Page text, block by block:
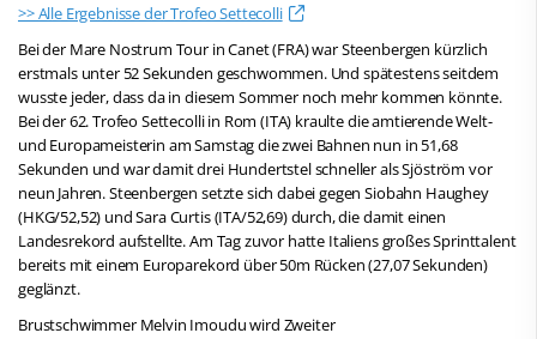
>> Alle Ergebnisse der Trofeo Settecolli
Bei der Mare Nostrum Tour in Canet (FRA) war Steenbergen kürzlich
erstmals unter 52 Sekunden geschwommen. Und spätestens seitdem
wusste jeder, dass da in diesem Sommer noch mehr kommen könnte.
Bei der 62. Trofeo Settecolli in Rom (ITA) kraulte die amtierende Welt-
und Europameisterin am Samstag die zwei Bahnen nun in 51,68
Sekunden und war damit drei Hundertstel schneller als Sjöström vor
neun Jahren. Steenbergen setzte sich dabei gegen Siobahn Haughey
(HKG/52,52) und Sara Curtis (ITA/52,69) durch, die damit einen
Landesrekord aufstellte. Am Tag zuvor hatte Italiens großes Sprinttalent
bereits mit einem Europarekord über 50m Rücken (27,07 Sekunden)
geglänzt.
Brustschwimmer Melvin Imoudu wird Zweiter